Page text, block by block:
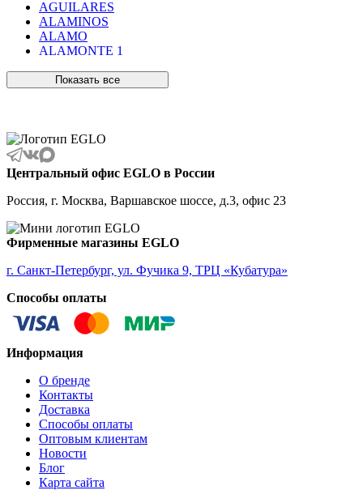
AGUILARES
ALAMINOS
ALAMO
ALAMONTE 1
ALBARACCIN
ALCUDIA
ALDERNEY
ALMANZORA
ALMEIDA
ALMEIDA 2
ALMONTE
ALMUDAINA
ALOBRASE
ALSAGER
ALVEZ
AMADORA
AMAKUSA
AMBATOBE
AMBONDRONA
AMBORIALA
AMEZAGA
AMOATSY
AMPITABE
AMSFIELD 1
ANDASIBE
ANJABE
Показать все
Центральный офис EGLO в России
Россия, г. Москва, Варшавское шоссе, д.3, офис 23
Фирменные магазины EGLO
г. Санкт-Петербург, ул. Фучика 9, ТРЦ «Кубатура»
Способы оплаты
Информация
О бренде
Контакты
Доставка
Способы оплаты
Оптовым клиентам
Новости
Блог
Карта сайта